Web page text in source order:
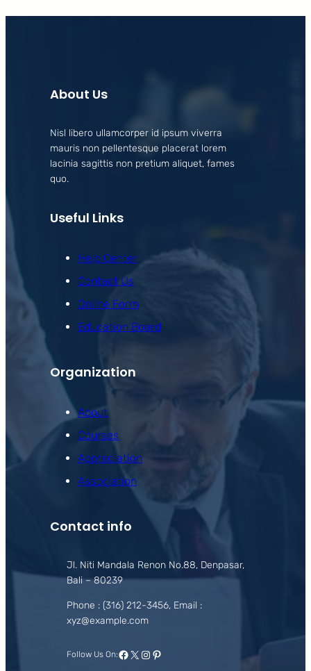
About Us
Nisl libero ullamcorper id ipsum viverra
mauris non pellentesque placerat lorem
lacinia sagittis non pretium aliquet, fames
quo.
Useful Links
Help Center
Contact Us
Online Form
Education Board
Organization
About
Courses
Appreciation
Association
Contact info
Jl. Niti Mandala Renon No.88, Denpasar,
Bali – 80239
Phone : (316) 212-3456, Email :
xyz@example.com
Follow Us On:Facebook
X Instagram
Pinterest